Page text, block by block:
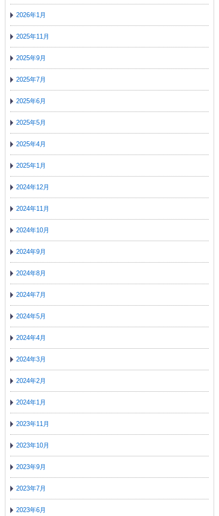
2026年1月
2025年11月
2025年9月
2025年7月
2025年6月
2025年5月
2025年4月
2025年1月
2024年12月
2024年11月
2024年10月
2024年9月
2024年8月
2024年7月
2024年5月
2024年4月
2024年3月
2024年2月
2024年1月
2023年11月
2023年10月
2023年9月
2023年7月
2023年6月